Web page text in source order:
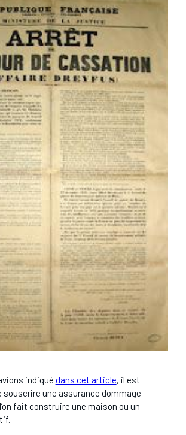
indiqué dans cet article, il est
souscrire une assurance dommage
fait construire une maison ou un